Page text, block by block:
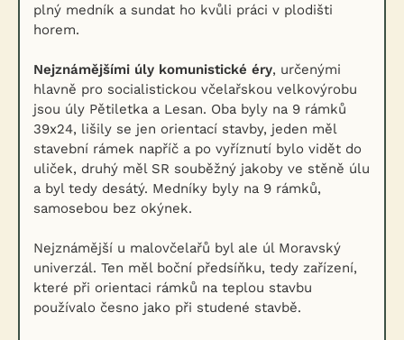
plný medník a sundat ho kvůli práci v plodišti
horem.
Nejznámějšími úly komunistické éry, určenými
hlavně pro socialistickou včelařskou velkovýrobu
jsou úly Pětiletka a Lesan. Oba byly na 9 rámků
39x24, lišily se jen orientací stavby, jeden měl
stavební rámek napříč a po vyříznutí bylo vidět do
uliček, druhý měl SR souběžný jakoby ve stěně úlu
a byl tedy desátý. Medníky byly na 9 rámků,
samosebou bez okýnek.
Nejznámější u malovčelařů byl ale úl Moravský
univerzál. Ten měl boční předsíňku, tedy zařízení,
které při orientaci rámků na teplou stavbu
používalo česno jako při studené stavbě.